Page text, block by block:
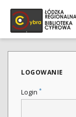
LOGOWANIE
Login *